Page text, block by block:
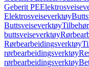
Geberit PE
Elektrosveiseverktøy
Buttsveiseverktøy
buttsveiseverktøy
Rørbearbeidingsverktøy
rørbearbeidingsverktøy
rørbearbeidingsverktøy